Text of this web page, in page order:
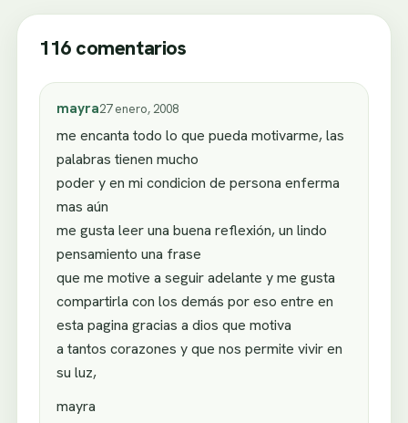
116 comentarios
mayra27 enero, 2008
me encanta todo lo que pueda motivarme, las
palabras tienen mucho
poder y en mi condicion de persona enferma
mas aún
me gusta leer una buena reflexión, un lindo
pensamiento una frase
que me motive a seguir adelante y me gusta
compartirla con los demás por eso entre en
esta pagina gracias a dios que motiva
a tantos corazones y que nos permite vivir en
su luz,
mayra